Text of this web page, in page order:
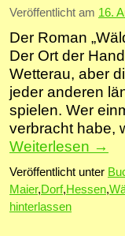
Veröffentlicht am 16.
Der Roman
Der Ort der
Wetterau, aber
jeder anderen
spielen. Wer
verbracht habe,
Weiterlesen →
Veröffentlicht unter
Maier,Dorf,Hessen,
hinterlassen